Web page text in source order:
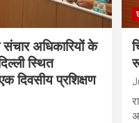
संचार अधिकारियों के
स्थित
प्रशिक्षण